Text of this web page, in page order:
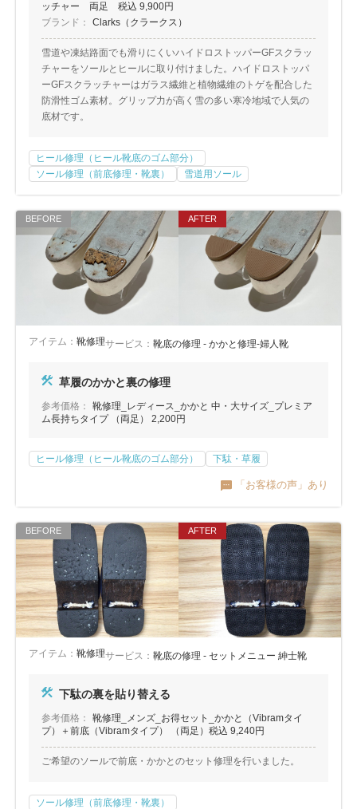
ッチャー 両足 税込 9,900円
ブランド：
Clarks（クラークス）
雪道や凍結路面でも滑りにくいハイドロストッパーGFスクラッ
チャーをソールとヒールに取り付けました。ハイドロストッパ
ーGFスクラッチャーはガラス繊維と植物繊維のトゲを配合した
防滑性ゴム素材。グリップ力が高く雪の多い寒冷地域で人気の
底材です。
ヒール修理（ヒール靴底のゴム部分）
ソール修理（前底修理・靴裏）
雪道用ソール
アイテム： 靴修理サービス： 靴底の修理 - かかと修理-婦人靴
草履のかかと裏の修理
参考価格：
靴修理_レディース_かかと 中・大サイズ_プレミア
ム長持ちタイプ （両足） 2,200円
ヒール修理（ヒール靴底のゴム部分） 下駄・草履
「お客様の声」あり
アイテム： 靴修理サービス： 靴底の修理 - セットメニュー 紳士靴
下駄の裏を貼り替える
参考価格：
靴修理_メンズ_お得セット_かかと（Vibramタイ
プ）＋前底（Vibramタイプ） （両足）税込 9,240円
ご希望のソールで前底・かかとのセット修理を行いました。
ソール修理（前底修理・靴裏）